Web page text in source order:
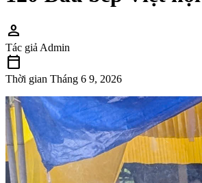
person
Tác giả Admin
calendar_today
Thời gian Tháng 6 9, 2026